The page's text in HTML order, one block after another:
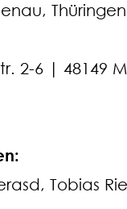
2-6 | 48149
Tobias